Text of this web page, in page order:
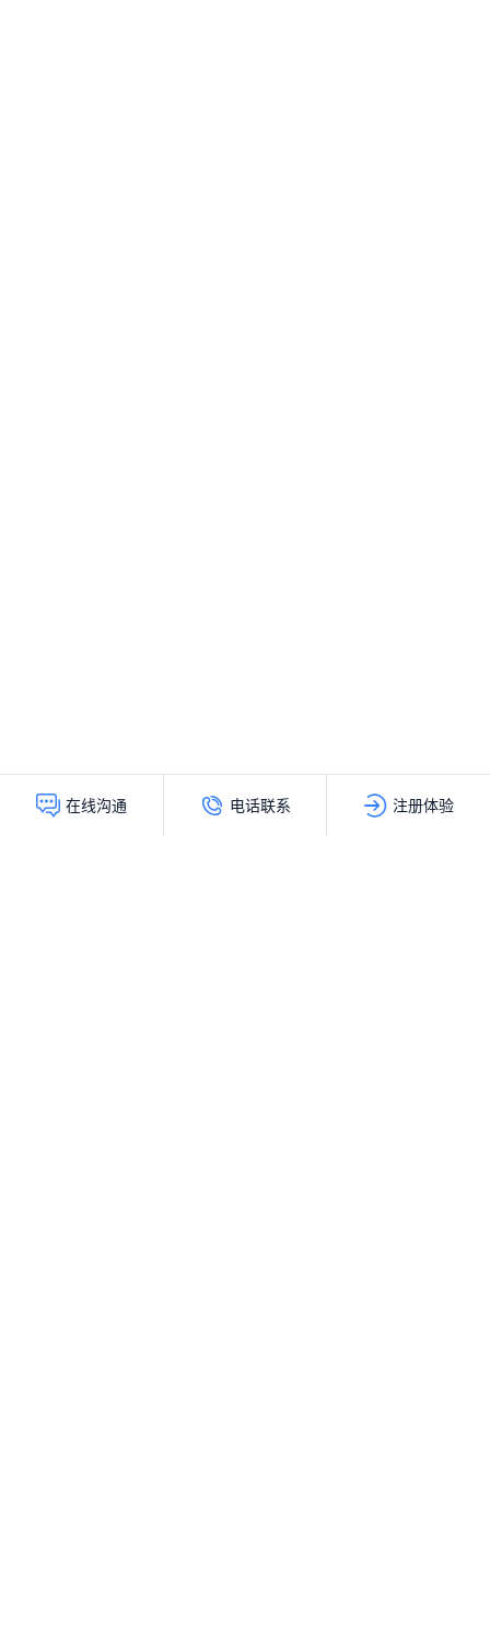
在线沟通 电话联系 注册体验